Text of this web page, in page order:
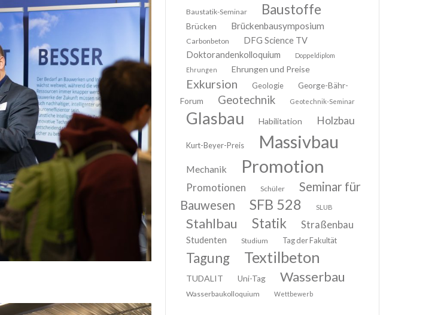
Baustatik-Seminar Baustoffe
Brücken Brückenbausymposium
Carbonbeton
DFG Science TV
Doktorandenkolloquium
Doppeldiplom
Ehrungen
Ehrungen und Preise
Exkursion Geologie
George-Bähr-
Forum
Geotechnik Geotechnik-Seminar
Glasbau Habilitation Holzbau
Kurt-Beyer-Preis Massivbau
Mechanik Promotion
Promotionen Schüler
Seminar für
Bauwesen
SFB 528 SLUB
Stahlbau Statik Straßenbau
Studenten Studium Tag der Fakultät
Tagung Textilbeton
TUDALIT Uni-Tag Wasserbau
Wasserbaukolloquium Wettbewerb